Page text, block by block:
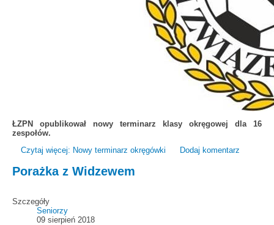
ŁZPN opublikował nowy terminarz klasy okręgowej dla 16
zespołów.
Czytaj więcej: Nowy terminarz okręgówki
Dodaj komentarz
Porażka z Widzewem
Szczegóły
Seniorzy
09 sierpień 2018